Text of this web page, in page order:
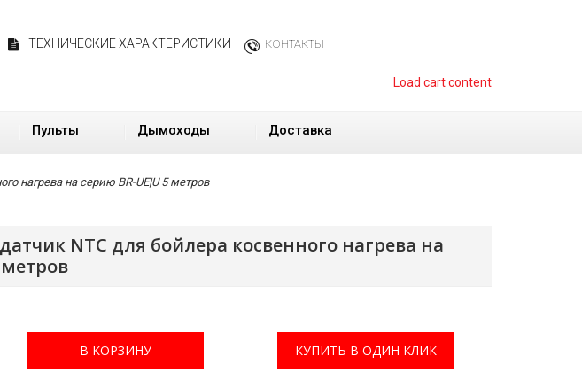
ТЕХНИЧЕСКИЕ ХАРАКТЕРИСТИКИ КОНТАКТЫ
Load cart content
Пульты Дымоходы Доставка
нагрева на серию BR-UE|U 5 метров
NTC для бойлера косвенного нагрева на
В КОРЗИНУ КУПИТЬ В ОДИН КЛИК